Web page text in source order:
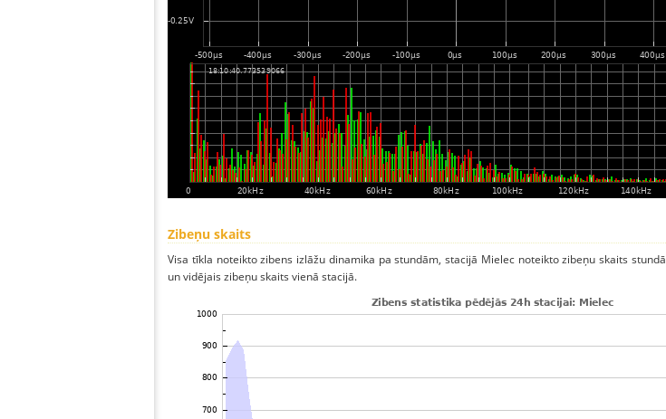
Zibeņu skaits
Visa tīkla noteikto zibens izlāžu dinamika pa stundām, stacijā Mielec noteikto zibeņu skaits stundā
un vidējais zibeņu skaits vienā stacijā.